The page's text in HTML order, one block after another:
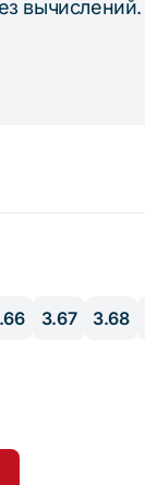
вычислений.
3.67 3.68